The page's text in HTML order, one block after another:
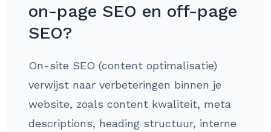
on-page SEO en off-page
SEO?
On-site SEO (content optimalisatie)
verwijst naar verbeteringen binnen je
website, zoals content kwaliteit, meta
descriptions, heading structuur, interne